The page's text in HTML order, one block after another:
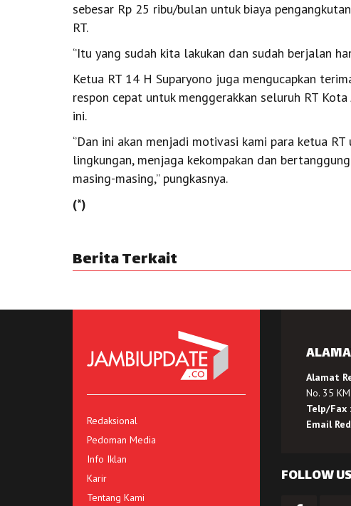
sebesar Rp 25 ribu/bulan untuk biaya
RT.
‘’Itu yang sudah kita lakukan dan sudah berjalan
Ketua RT 14 H Suparyono juga mengucapkan
respon cepat untuk menggerakkan seluruh RT
ini.
‘’Dan ini akan menjadi motivasi kami para ketua
lingkungan, menjaga kekompakan dan
masing-masing,’’ pungkasnya.
(*)
Berita Terkait
Redaksional
Pedoman Media
Info Iklan
Karir
Tentang Kami
Alamat
No. 35
Telp/Fax :
Email
FOLLOW